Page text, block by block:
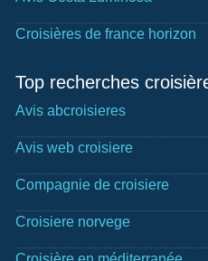
Croisières de france horizon
Top recherches
Avis abcroisieres
Avis web croisiere
Compagnie de croisiere
Croisiere norvege